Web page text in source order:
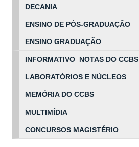
DECANIA
ENSINO DE PÓS-GRADUAÇÃO
ENSINO GRADUAÇÃO
INFORMATIVO NOTAS DO CCBS
LABORATÓRIOS E NÚCLEOS
MEMÓRIA DO CCBS
MULTIMÍDIA
CONCURSOS MAGISTÉRIO